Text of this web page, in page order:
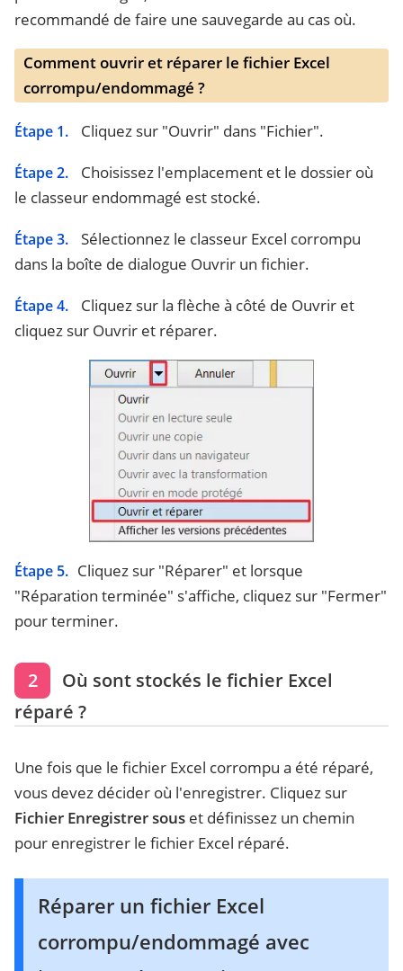
recommandé de faire une sauvegarde au cas où.
Comment ouvrir et réparer le fichier Excel
corrompu/endommagé ?
Étape 1. Cliquez sur "Ouvrir" dans "Fichier".
Étape 2.
Choisissez l'emplacement et le dossier où
le classeur endommagé est stocké.
Étape 3.
Sélectionnez le classeur Excel corrompu
dans la boîte de dialogue Ouvrir un fichier.
Étape 4.
Cliquez sur la flèche à côté de Ouvrir et
cliquez sur Ouvrir et réparer.
Étape 5. Cliquez sur "Réparer" et lorsque
"Réparation terminée" s'affiche, cliquez sur "Fermer"
pour terminer.
2
Où sont stockés le fichier Excel
réparé ?
Une fois que le fichier Excel corrompu a été réparé,
vous devez décider où l'enregistrer. Cliquez sur
Fichier Enregistrer sous et définissez un chemin
pour enregistrer le fichier Excel réparé.
Réparer un fichier Excel
corrompu/endommagé avec